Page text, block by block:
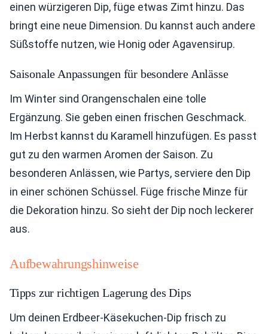
einen würzigeren Dip, füge etwas Zimt hinzu. Das
bringt eine neue Dimension. Du kannst auch andere
Süßstoffe nutzen, wie Honig oder Agavensirup.
Saisonale Anpassungen für besondere Anlässe
Im Winter sind Orangenschalen eine tolle
Ergänzung. Sie geben einen frischen Geschmack.
Im Herbst kannst du Karamell hinzufügen. Es passt
gut zu den warmen Aromen der Saison. Zu
besonderen Anlässen, wie Partys, serviere den Dip
in einer schönen Schüssel. Füge frische Minze für
die Dekoration hinzu. So sieht der Dip noch leckerer
aus.
Aufbewahrungshinweise
Tipps zur richtigen Lagerung des Dips
Um deinen Erdbeer-Käsekuchen-Dip frisch zu